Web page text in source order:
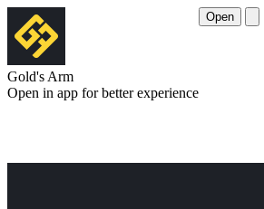
Gold's Arm
Open in app for better experience
Open